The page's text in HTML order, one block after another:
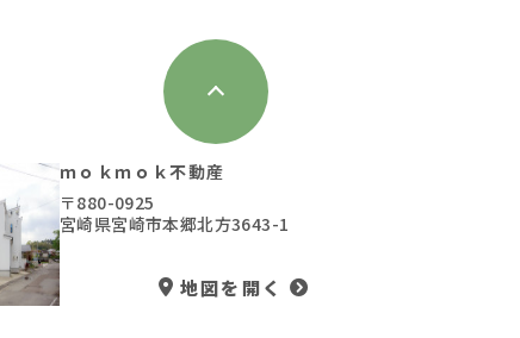
ｍｏｋｍｏｋ不動産
〒880-0925
宮崎県宮崎市本郷北方3643-1
地図を開く